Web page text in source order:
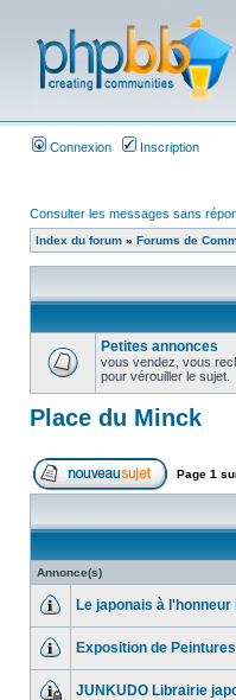
Connexion Inscription
Consulter les messages sans
Index du forum » Forums de
Petites annonces
vous vendez, vous
pour vérouiller le sujet.
Place du Minck
Page 1
Annonce(s)
Le japonais à
Exposition de
JUNKUDO Librairie